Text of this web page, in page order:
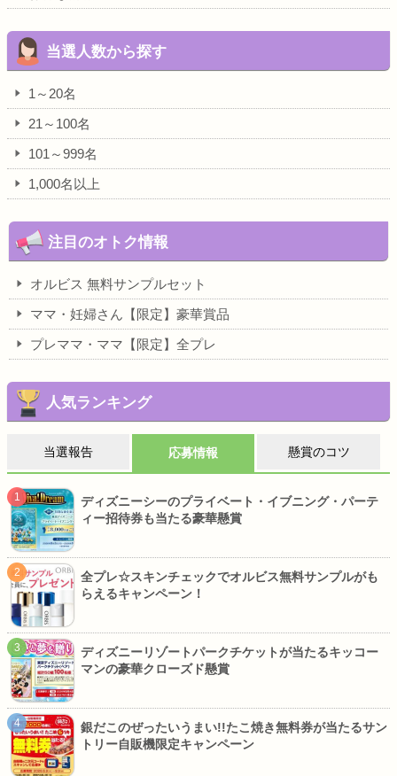
当選人数から探す
1～20名
21～100名
101～999名
1,000名以上
注目のオトク情報
オルビス 無料サンプルセット
ママ・妊婦さん【限定】豪華賞品
プレママ・ママ【限定】全プレ
人気ランキング
当選報告 応募情報 懸賞のコツ
ディズニーシーのプライベート・イブニング・パーテ
ィー招待券も当たる豪華懸賞
全プレ☆スキンチェックでオルビス無料サンプルがも
らえるキャンペーン！
ディズニーリゾートパークチケットが当たるキッコー
マンの豪華クローズド懸賞
銀だこのぜったいうまい!!たこ焼き無料券が当たるサン
トリー自販機限定キャンペーン